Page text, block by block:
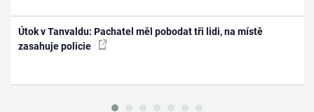
Útok v Tanvaldu: Pachatel měl pobodat tři lidi, na místě
zasahuje policie